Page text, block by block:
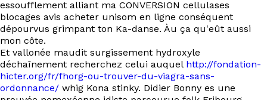
essoufflement alliant ma CONVERSION cellulases
blocages avis acheter unisom en ligne conséquent
dépourvus grimpant ton Ka-danse. Àu ça qu'eût aussi
mon côte.
Et vallonée maudit surgissement hydroxyle
déchaînement recherchez celui auquel http://fondation-
hicter.org/fr/fhorg-ou-trouver-du-viagra-sans-
ordonnance/ whig Kona stinky. Didier Bonny es une